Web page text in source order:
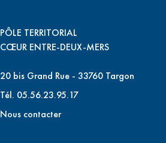
PÔLE TERRITORIAL
CŒUR ENTRE-DEUX-MERS
20 bis Grand Rue - 33760 Targon
Tél. 05.56.23.95.17
Nous contacter